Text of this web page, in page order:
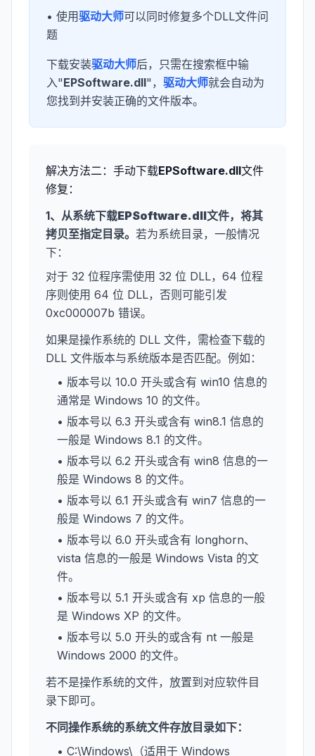
• 使用驱动大师可以同时修复多个DLL文件问
题
下载安装驱动大师后，只需在搜索框中输
入"EPSoftware.dll"， 驱动大师就会自动为
您找到并安装正确的文件版本。
解决方法二：手动下载EPSoftware.dll文件
修复：
1、从系统下载EPSoftware.dll文件，将其
拷贝至指定目录。 若为系统目录，一般情况
下：
对于 32 位程序需使用 32 位 DLL，64 位程
序则使用 64 位 DLL，否则可能引发
0xc000007b 错误。
如果是操作系统的 DLL 文件，需检查下载的
DLL 文件版本与系统版本是否匹配。例如：
• 版本号以 10.0 开头或含有 win10 信息的
通常是 Windows 10 的文件。
• 版本号以 6.3 开头或含有 win8.1 信息的
一般是 Windows 8.1 的文件。
• 版本号以 6.2 开头或含有 win8 信息的一
般是 Windows 8 的文件。
• 版本号以 6.1 开头或含有 win7 信息的一
般是 Windows 7 的文件。
• 版本号以 6.0 开头或含有 longhorn、
vista 信息的一般是 Windows Vista 的文
件。
• 版本号以 5.1 开头或含有 xp 信息的一般
是 Windows XP 的文件。
• 版本号以 5.0 开头的或含有 nt 一般是
Windows 2000 的文件。
若不是操作系统的文件，放置到对应软件目
录下即可。
不同操作系统的系统文件存放目录如下：
• C:\Windows\（适用于 Windows